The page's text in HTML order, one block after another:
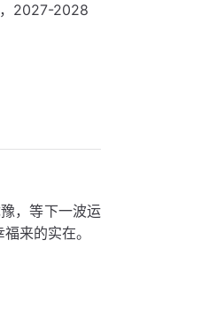
2027-2028
，等下一波运
来的实在。